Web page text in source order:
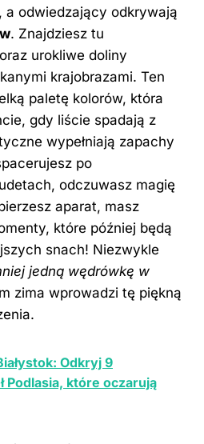
a odwiedzający odkrywają
. Znajdziesz tu
urokliwe doliny
krajobrazami. Ten
paletę kolorów, która
gdy liście spadają z
wypełniają zapachy
po
odczuwasz magię
aparat, masz
które później będą
snach! Niezwykle
jedną wędrówkę w
zima wprowadzi tę piękną
Odkryj 9
Podlasia, które oczarują